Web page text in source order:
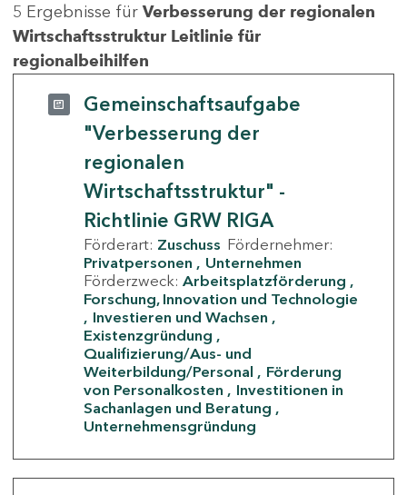
5 Ergebnisse für Verbesserung der regionalen
Wirtschaftsstruktur Leitlinie für
regionalbeihilfen
Gemeinschaftsaufgabe
"Verbesserung der
regionalen
Wirtschaftsstruktur" -
Richtlinie GRW RIGA
Förderart: Zuschuss Fördernehmer:
Privatpersonen
Unternehmen
Förderzweck: Arbeitsplatzförderung
Forschung, Innovation und Technologie
Investieren und Wachsen
Existenzgründung
Qualifizierung/Aus- und
Weiterbildung/Personal
Förderung
von Personalkosten
Investitionen in
Sachanlagen und Beratung
Unternehmensgründung